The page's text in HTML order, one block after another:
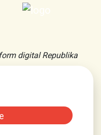
digital Republika